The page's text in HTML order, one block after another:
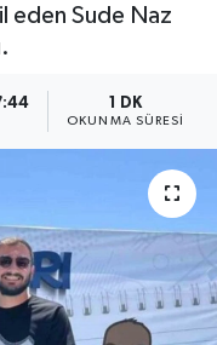
eden Sude Naz
1 DK
OKUNMA SÜRESI